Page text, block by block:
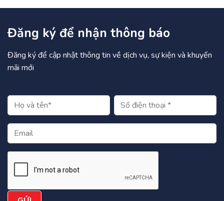
Đăng ký để nhận thông báo
Đăng ký để cập nhật thông tin về dịch vụ, sự kiện và khuyến
mãi mới